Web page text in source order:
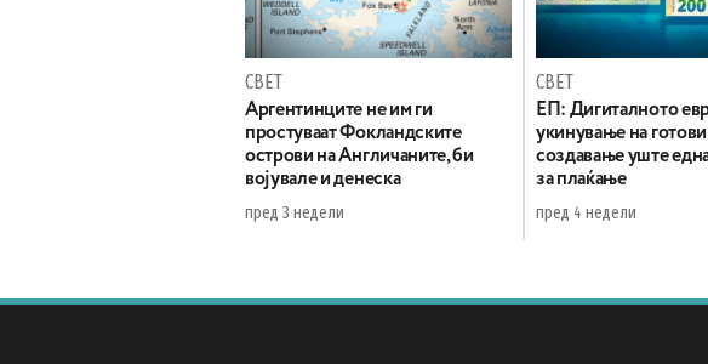
СВЕТ
Аргентинците не им ги
простуваат Фокландските
острови на Англичаните, би
војувале и денеска
пред 3 недели
СВЕТ
ЕП: Дигиталното
укинување на
создавање уште
за плаќање
пред 4 недели